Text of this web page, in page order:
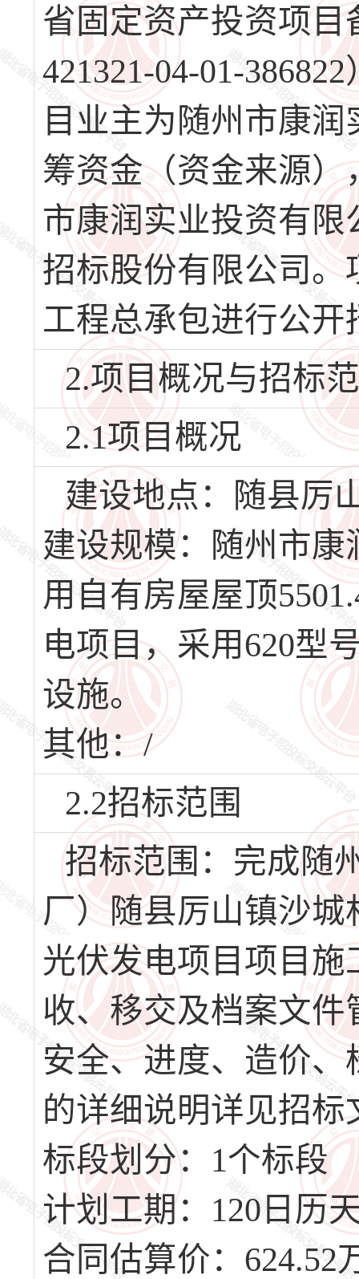
省固定资产投资项目
421321-04-01-
目业主为随州市康
筹资金（资金来源）
市康润实业投资有
招标股份有限公司
工程总承包进行公开
2.项目概况与招标
2.1项目概况
建设地点：随县厉
建设规模：随州市
用自有房屋屋顶
电项目，采用620型
设施。
其他：/
2.2招标范围
招标范围：完成随
厂）随县厉山镇沙
光伏发电项目项目
收、移交及档案文
安全、进度、造价
的详细说明详见招标
标段划分：1个标段
计划工期：120日历
合同估算价：624.52